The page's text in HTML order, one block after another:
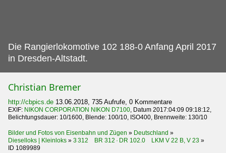
Die Rangierlokomotive 102 188-0 Anfang April 2017
in Dresden-Altstadt.
Christian Bremer
http://cbpics.de 13.06.2018, 735 Aufrufe, 0 Kommentare
EXIF: NIKON CORPORATION NIKON D7100, Datum 2017:04:09 09:18:12,
Belichtungsdauer: 10/1600, Blende: 100/10, ISO400, Brennweite: 130/10
Bilder und Fotos von Eisenbahn und Zügen » Deutschland »
Dieselloks | Kleinloks » 3 312 BR 312 · DR 102.0 LKM V 22 B, V 23 »
ID 1089989